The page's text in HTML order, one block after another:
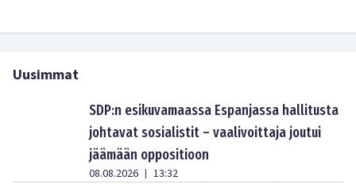
Uusimmat
SDP:n esikuvamaassa Espanjassa hallitusta
johtavat sosialistit – vaalivoittaja joutui
jäämään oppositioon
08.08.2026 | 13:32